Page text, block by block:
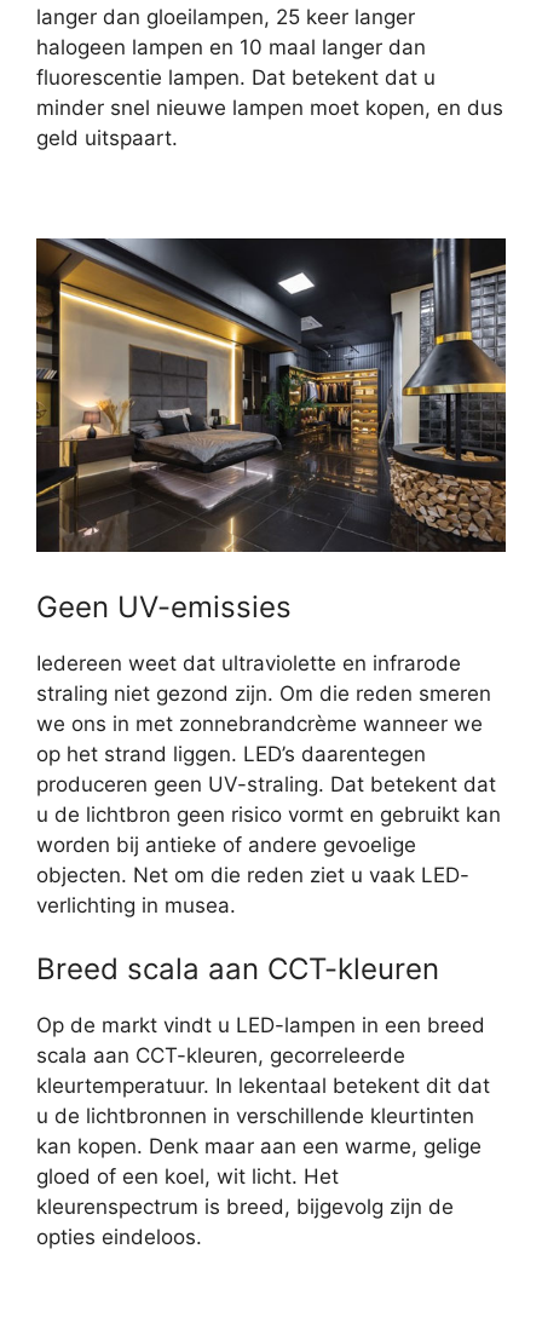
langer dan gloeilampen, 25 keer langer
halogeen lampen en 10 maal langer dan
fluorescentie lampen. Dat betekent dat u
minder snel nieuwe lampen moet kopen, en dus
geld uitspaart.
Geen UV-emissies
Iedereen weet dat ultraviolette en infrarode
straling niet gezond zijn. Om die reden smeren
we ons in met zonnebrandcrème wanneer we
op het strand liggen. LED’s daarentegen
produceren geen UV-straling. Dat betekent dat
u de lichtbron geen risico vormt en gebruikt kan
worden bij antieke of andere gevoelige
objecten. Net om die reden ziet u vaak LED-
verlichting in musea.
Breed scala aan CCT-kleuren
Op de markt vindt u LED-lampen in een breed
scala aan CCT-kleuren, gecorreleerde
kleurtemperatuur. In lekentaal betekent dit dat
u de lichtbronnen in verschillende kleurtinten
kan kopen. Denk maar aan een warme, gelige
gloed of een koel, wit licht. Het
kleurenspectrum is breed, bijgevolg zijn de
opties eindeloos.